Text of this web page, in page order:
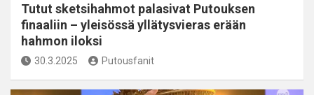
Tutut sketsihahmot palasivat Putouksen
finaaliin – yleisössä yllätysvieras erään
hahmon iloksi
30.3.2025 Putousfanit